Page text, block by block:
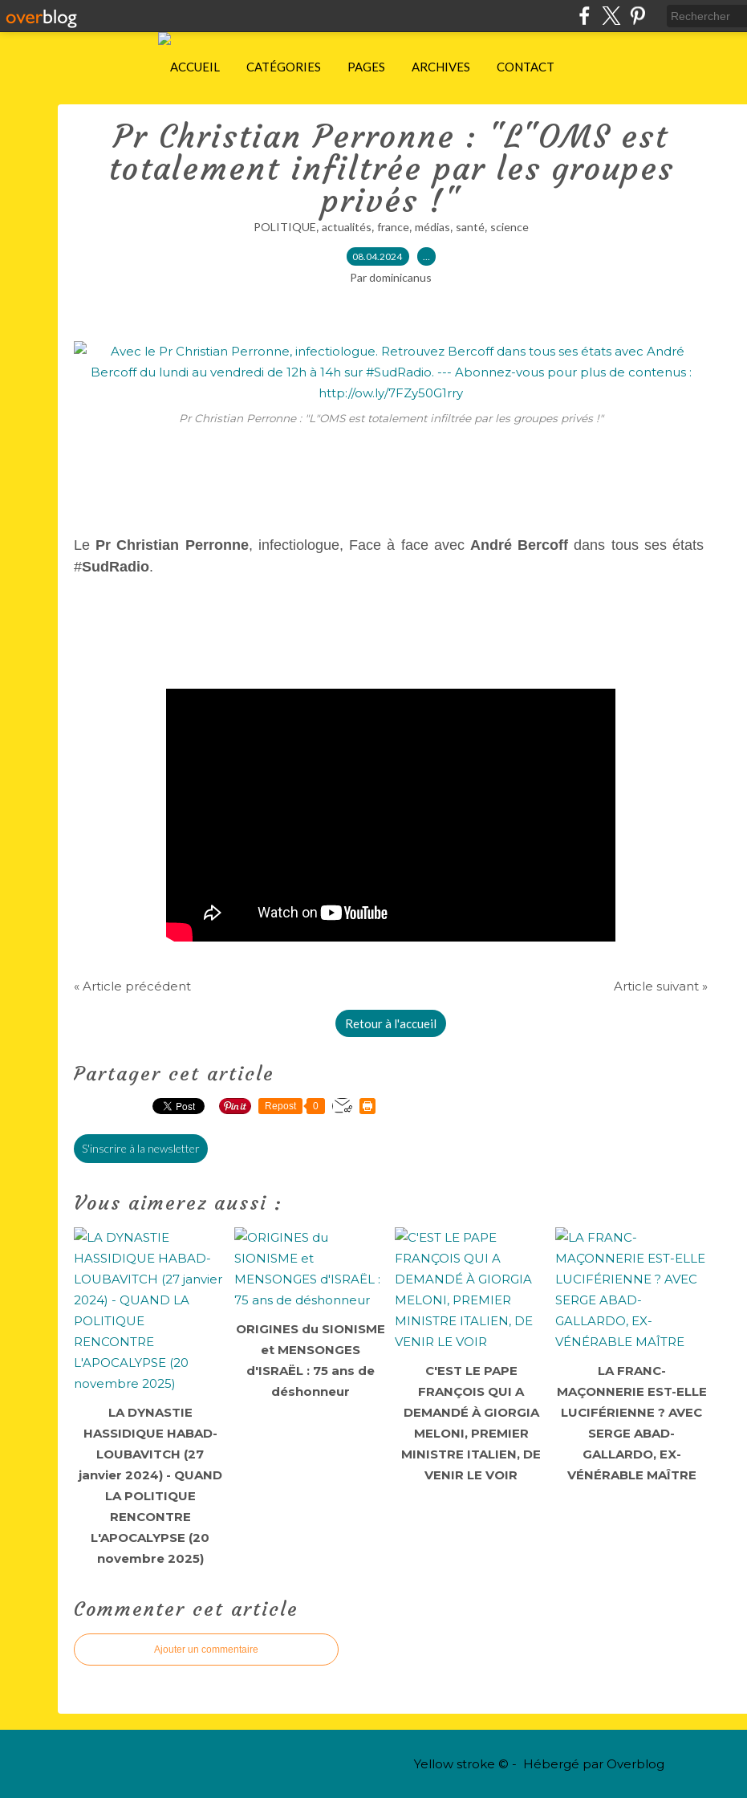
ACCUEIL CATÉGORIES PAGES ARCHIVES CONTACT
Pr Christian Perronne : "L"OMS est
totalement infiltrée par les groupes
privés !"
POLITIQUE, actualités, france, médias, santé, science
08.04.2024 …
Par dominicanus
Pr Christian Perronne : "L"OMS est totalement infiltrée par les groupes privés !"
Le Pr Christian Perronne, infectiologue, Face à face avec André Bercoff dans tous ses états
#SudRadio.
« Article précédent Article suivant »
Retour à l'accueil
Partager cet article
Repost 0
S'inscrire à la newsletter
Vous aimerez aussi :
LA DYNASTIE
HASSIDIQUE HABAD-
LOUBAVITCH (27
janvier 2024) - QUAND
LA POLITIQUE
RENCONTRE
L'APOCALYPSE (20
novembre 2025)
ORIGINES du SIONISME
et MENSONGES
d'ISRAËL : 75 ans de
déshonneur
C'EST LE PAPE
FRANÇOIS QUI A
DEMANDÉ À GIORGIA
MELONI, PREMIER
MINISTRE ITALIEN, DE
VENIR LE VOIR
LA FRANC-
MAÇONNERIE EST-ELLE
LUCIFÉRIENNE ? AVEC
SERGE ABAD-
GALLARDO, EX-
VÉNÉRABLE MAÎTRE
Commenter cet article
Ajouter un commentaire
Yellow stroke © - Hébergé par Overblog